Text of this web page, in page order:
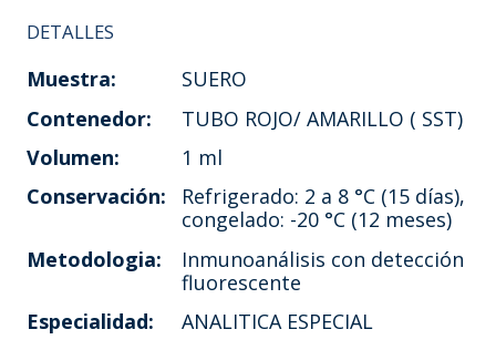
DETALLES
Muestra:
SUERO
Contenedor:
TUBO ROJO/ AMARILLO ( SST)
Volumen:
1 ml
Conservación:
Refrigerado: 2 a 8 °C (15 días),
congelado: -20 °C (12 meses)
Metodologia:
Inmunoanálisis con detección
fluorescente
Especialidad:
ANALITICA ESPECIAL